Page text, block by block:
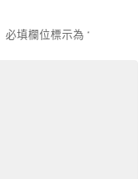
必填欄位標示為 *